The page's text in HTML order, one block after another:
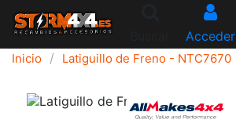
Acceder
Inicio Latiguillo de Freno - NTC7670